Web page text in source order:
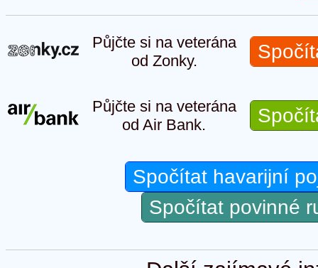
Půjčte si na veterána
od Zonky.
Půjčte si na veterána
od Air Bank.
Spočítat havarijní
Spočítat povinné